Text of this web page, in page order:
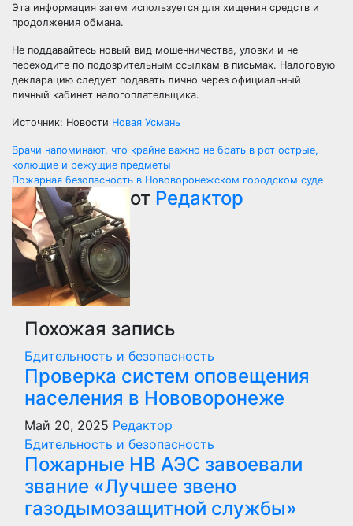
Эта информация затем используется для хищения средств и
продолжения обмана.
Не поддавайтесь новый вид мошенничества, уловки и не
переходите по подозрительным ссылкам в письмах. Налоговую
декларацию следует подавать лично через официальный
личный кабинет налогоплательщика.
Источник: Новости Новая Усмань
Навигация
по
записям
Врачи напоминают, что крайне важно не брать в рот острые,
колющие и режущие предметы
Пожарная безопасность в Нововоронежском городском суде
от Редактор
Похожая запись
Бдительность и безопасность
Проверка систем оповещения
населения в Нововоронеже
Май 20, 2025 Редактор
Бдительность и безопасность
Пожарные НВ АЭС завоевали
звание «Лучшее звено
газодымозащитной службы»